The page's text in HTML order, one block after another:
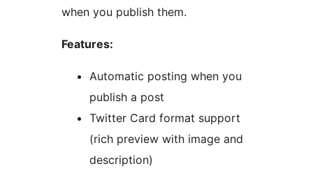
when you publish them.
Features:
Automatic posting when you
publish a post
Twitter Card format support
(rich preview with image and
description)